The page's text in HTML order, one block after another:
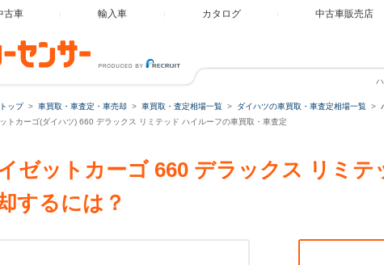
古車 輸入車 カタログ 中古車販売店
ップ 車買取・車査定・車売却 車買取・査定相場一覧 ダイハツの車買取・車査定相場一覧
トカーゴ(ダイハツ) 660 デラックス リミテッド ハイルーフの車買取・車査定
ゼットカーゴ 660 デラックス リミ
するには？